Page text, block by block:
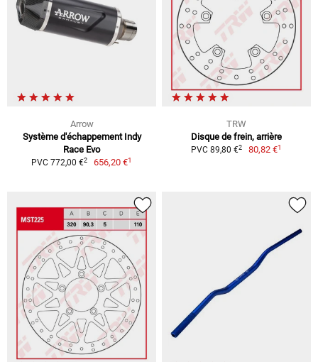
Arrow
Système d'échappement Indy
Race Evo
PVC 772,00 €2 656,20 €1
TRW
Disque de frein, arrière
PVC 89,80 €2 80,82 €1